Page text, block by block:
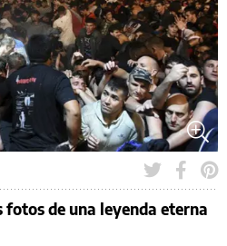
de una leyenda eterna